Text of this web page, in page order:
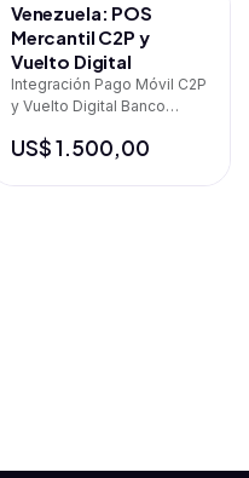
Venezuela: POS
Mercantil C2P y
Vuelto Digital
Integración Pago Móvil C2P
y Vuelto Digital Banco
US$1.500,00